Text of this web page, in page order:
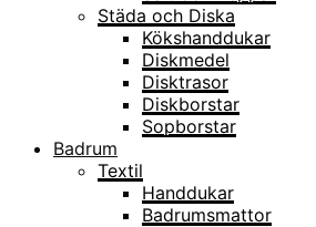
Städa och Diska
Kökshanddukar
Diskmedel
Disktrasor
Diskborstar
Sopborstar
Badrum
Textil
Handdukar
Badrumsmattor